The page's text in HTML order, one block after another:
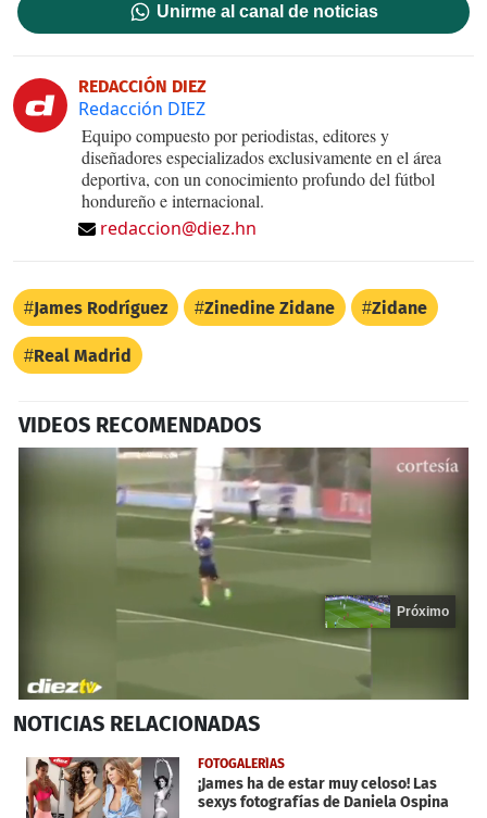
Unirme al canal de noticias
REDACCIÓN DIEZ
Redacción DIEZ
Equipo compuesto por periodistas, editores y
diseñadores especializados exclusivamente en el área
deportiva, con un conocimiento profundo del fútbol
hondureño e internacional.
redaccion@diez.hn
James Rodríguez Zinedine Zidane Zidane
Real Madrid
VIDEOS RECOMENDADOS
seconds
20
seconds
Próximo
NOTICIAS RELACIONADAS
FOTOGALERÍAS
¡James ha de estar muy celoso! Las
sexys fotografías de Daniela Ospina